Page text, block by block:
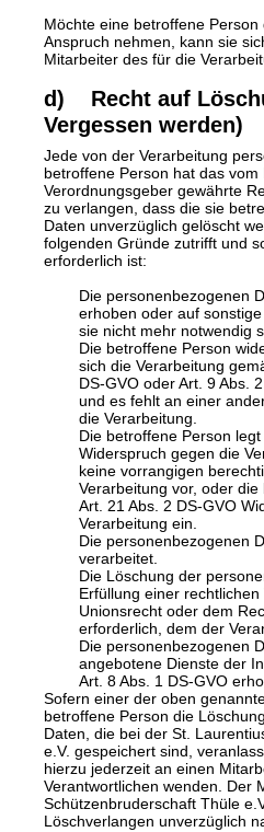
Möchte eine betroffene
Anspruch nehmen, kann sie
Mitarbeiter des für die
d) Recht auf
Vergessen werden)
Jede von der Verarbeitung
betroffene Person hat das
Verordnungsgeber gewährte
zu verlangen, dass die sie
Daten unverzüglich gelöscht
folgenden Gründe zutrifft und
erforderlich ist:
Die personenbezogenen
erhoben oder auf
sie nicht mehr notwendig
Die betroffene Person
sich die Verarbeitung
DS-GVO oder Art. 9 Abs.
und es fehlt an einer
die Verarbeitung.
Die betroffene Person
Widerspruch gegen die
keine vorrangigen
Verarbeitung vor, oder
Art. 21 Abs. 2 DS-GVO
Verarbeitung ein.
Die personenbezogenen
verarbeitet.
Die Löschung der
Erfüllung einer
Unionsrecht oder dem
erforderlich, dem der
Die personenbezogenen
angebotene Dienste der
Art. 8 Abs. 1 DS-GVO
Sofern einer der oben
betroffene Person die
Daten, die bei der St.
e.V. gespeichert sind,
hierzu jederzeit an einen
Verantwortlichen wenden. Der
Schützenbruderschaft Thüle
Löschverlangen unverzüglich